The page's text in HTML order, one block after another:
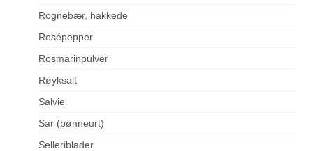
Rognebær, hakkede
Rosépepper
Rosmarinpulver
Røyksalt
Salvie
Sar (bønneurt)
Selleriblader